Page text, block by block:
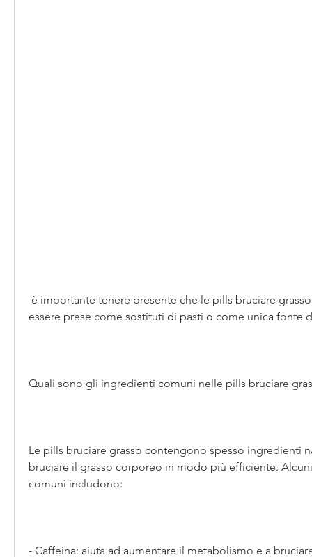
essere prese come sostituti di pasti o come unica fonte
Quali sono gli ingredienti comuni nelle pills bruciare
Le pills bruciare grasso contengono spesso ingredienti
bruciare il grasso corporeo in modo più efficiente.
comuni includono:
- Caffeina: aiuta ad aumentare il metabolismo e a